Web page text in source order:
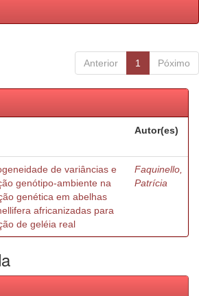
Anterior 1 Póximo
Autor(es)
de variâncias e
genótipo-ambiente na
genética em abelhas
africanizadas para
de geléia real
Faquinello,
Patrícia